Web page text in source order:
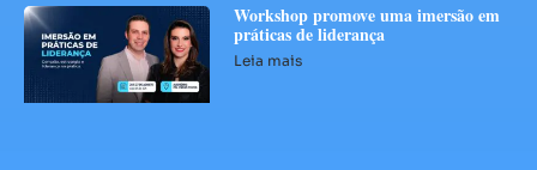
Workshop promove uma imersão em
práticas de liderança
Leia mais